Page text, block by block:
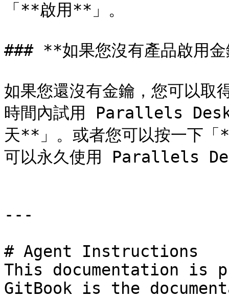
「**啟用**」。
### **如果您沒有產品啟用
如果您還沒有金鑰，您可以取
時間內試用 Parallels
天**」。或者您可以按一下
可以永久使用 Parallels
---
# Agent Instructions
This documentation is
GitBook is the